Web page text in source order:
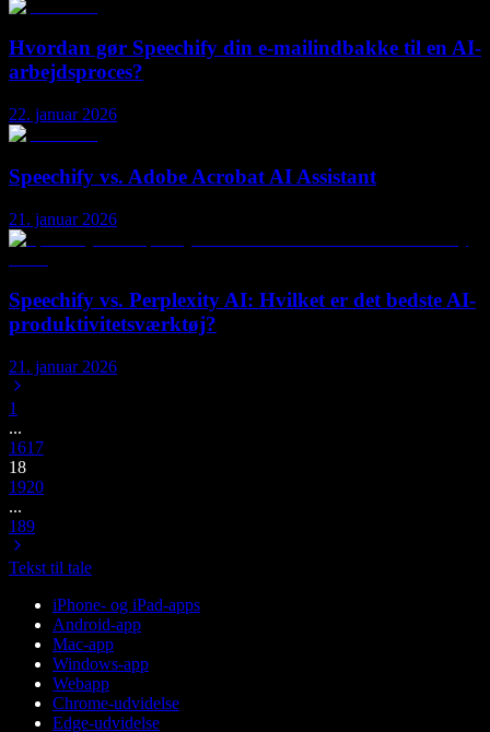
Hvordan gør Speechify din e-mailindbakke til en AI-
arbejdsproces?
22. januar 2026
Speechify vs. Adobe Acrobat AI Assistant
21. januar 2026
Speechify vs. Perplexity AI: Hvilket er det bedste AI-
produktivitetsværktøj?
21. januar 2026
1
...
1617
18
1920
...
189
Tekst til tale
iPhone- og iPad-apps
Android-app
Mac-app
Windows-app
Webapp
Chrome-udvidelse
Edge-udvidelse